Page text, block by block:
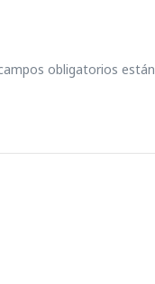
obligatorios están